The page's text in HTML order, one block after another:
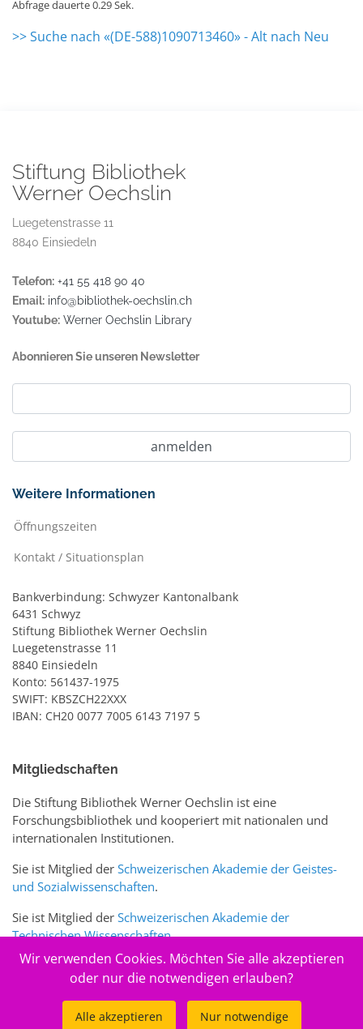
Abfrage dauerte 0.29 Sek.
>> Suche nach «(DE-588)1090713460» - Alt nach Neu
Stiftung Bibliothek
Werner Oechslin
Luegetenstrasse 11
8840 Einsiedeln
Telefon: +41 55 418 90 40
Email: info@bibliothek-oechslin.ch
Youtube: Werner Oechslin Library
Abonnieren Sie unseren Newsletter
Weitere Informationen
Öffnungszeiten
Kontakt / Situationsplan
Bankverbindung: Schwyzer Kantonalbank
6431 Schwyz
Stiftung Bibliothek Werner Oechslin
Luegetenstrasse 11
8840 Einsiedeln
Konto: 561437-1975
SWIFT: KBSZCH22XXX
IBAN: CH20 0077 7005 6143 7197 5
Mitgliedschaften
Die Stiftung Bibliothek Werner Oechslin ist eine
Forschungsbibliothek und kooperiert mit nationalen und
internationalen Institutionen.
Sie ist Mitglied der Schweizerischen Akademie der Geistes-
und Sozialwissenschaften.
Sie ist Mitglied der Schweizerischen Akademie der
Technischen Wissenschaften.
Sie ist zudem Mitglied des Schweizer Portalswww.sciences-
Wir verwenden Cookies. Möchten Sie alle akzeptieren
oder nur die notwendigen erlauben?
Alle akzeptieren Nur notwendige